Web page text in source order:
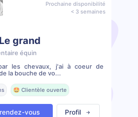
Prochaine disponibilité
< 3 semaines
grand
équin
les chevaux, j'ai à coeur de
la bouche de vo...
🤩 Clientèle ouverte
vous Profil